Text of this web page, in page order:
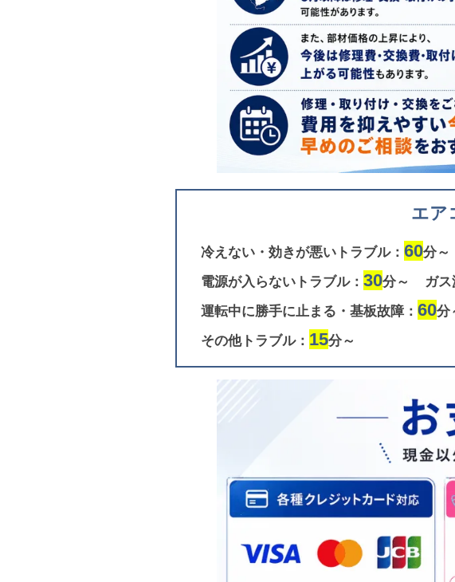
エア
冷えない・効きが悪いトラブル： 60分～
電源が入らないトラブル： 30分～ ガ
運転中に勝手に止まる・基板故障： 60分
その他トラブル： 15分～